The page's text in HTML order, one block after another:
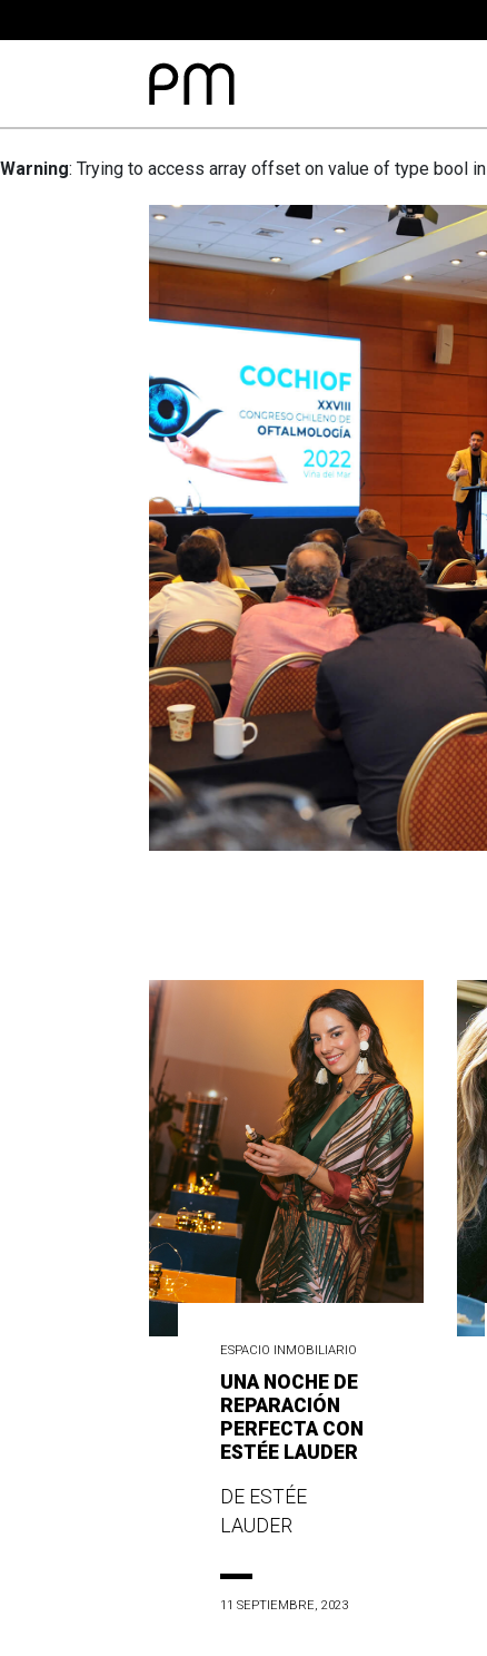
Warning: Trying to access array offset on value of type bool in
ESPACIO INMOBILIARIO
UNA NOCHE DE
REPARACIÓN
PERFECTA CON
ESTÉE LAUDER
DE ESTÉE
LAUDER
11 SEPTIEMBRE, 2023